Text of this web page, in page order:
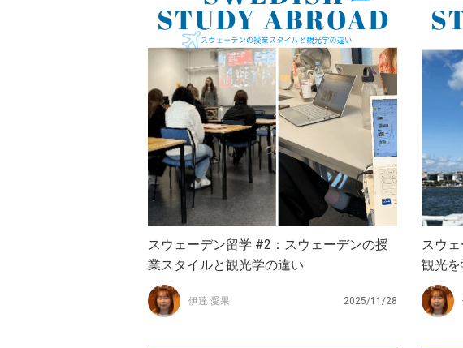
スウェーデン留学 #2：スウェーデンの授
業スタイルと観光学の違い
伊達 愛果 2025/11/28
スウ
観光